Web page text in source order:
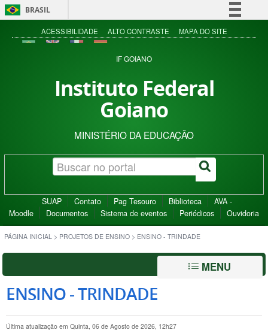
BRASIL
Simplifique!
Acesso à informação
ACESSIBILIDADE ALTO CONTRASTE MAPA DO SITE
IF GOIANO
Instituto Federal
Goiano
MINISTÉRIO DA EDUCAÇÃO
SUAP Contato Pag Tesouro Biblioteca
AVA -
Moodle
Documentos Sistema de eventos Periódicos Ouvidoria
PÁGINA INICIAL > PROJETOS DE ENSINO > ENSINO - TRINDADE
MENU
ENSINO - TRINDADE
Última atualização em Quinta, 06 de Agosto de 2026, 12h27